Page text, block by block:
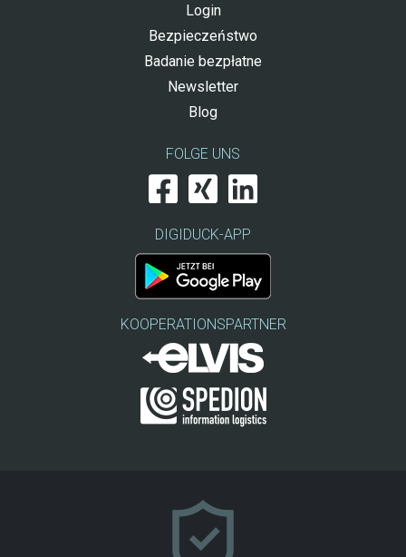
Login
Bezpieczeństwo
Badanie bezpłatne
Newsletter
Blog
FOLGE UNS
DIGIDUCK-APP
KOOPERATIONSPARTNER